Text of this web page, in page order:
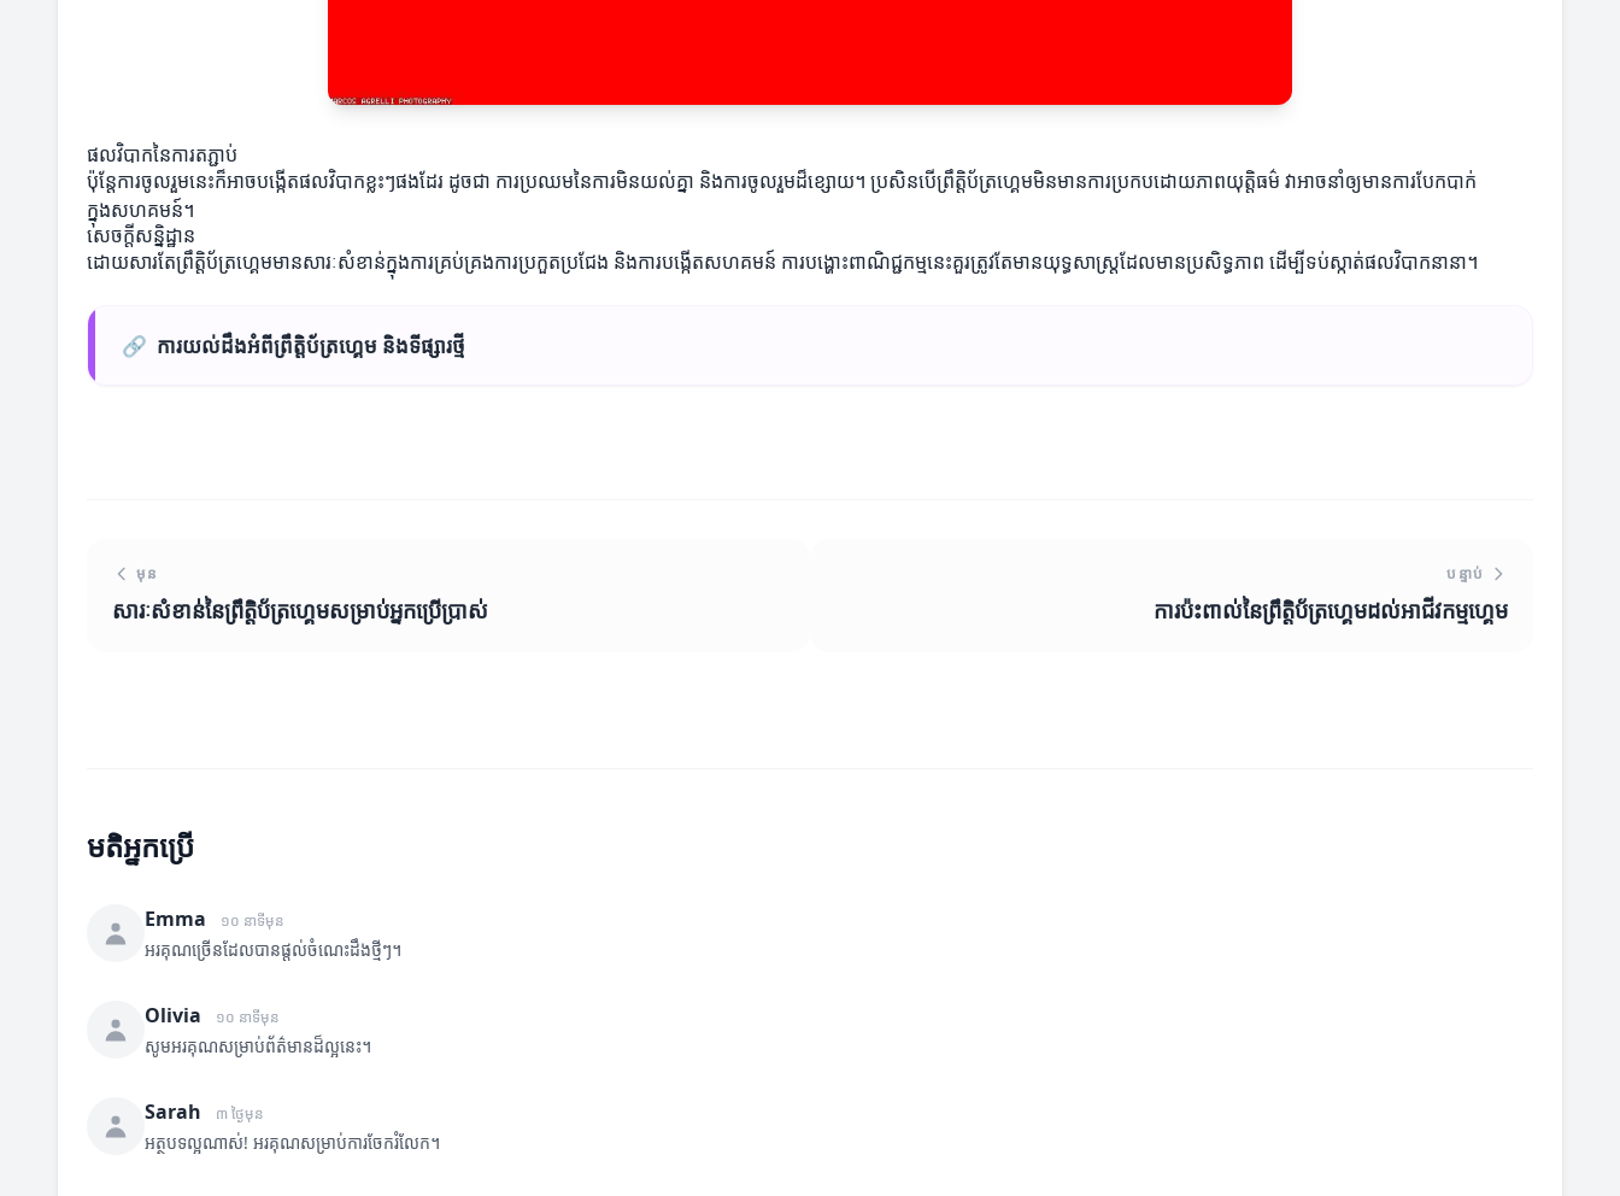
ផលវិបាកនៃការតភ្ជាប់
ប៉ុន្តែការចូលរួមនេះក៏អាចបង្កើតផលវិបាកខ្លះៗផងដែរ ដូចជា ការប្រឈមនៃការមិនយល់គ្នា និងការចូលរួមដ៏ខ្សោយ។ ប្រសិនបើព្រឹត្តិប័ត្រហ្គេមមិនមានការប្រកបដោយភាពយុត្តិធម៌ វាអាចនាំឲ្យមានការបែកបាក់
ក្នុងសហគមន៍។
សេចក្តីសន្និដ្ឋាន
ដោយសារតែព្រឹត្តិប័ត្រហ្គេមមានសារៈសំខាន់ក្នុងការគ្រប់គ្រងការប្រកួតប្រជែង និងការបង្កើតសហគមន៍ ការបង្ហោះពាណិជ្ជកម្មនេះគួរត្រូវតែមានយុទ្ធសាស្ត្រដែលមានប្រសិទ្ធភាព ដើម្បីទប់ស្កាត់ផលវិបាកនានា។
🔗 ការយល់ដឹងអំពីព្រឹត្តិប័ត្រហ្គេម និងទីផ្សារថ្មី
មុន
សារៈសំខាន់នៃព្រឹត្តិប័ត្រហ្គេមសម្រាប់អ្នកប្រើប្រាស់
បន្ទាប់
ការប៉ះពាល់នៃព្រឹត្តិប័ត្រហ្គេមដល់អាជីវកម្មហ្គេម
មតិអ្នកប្រើ
Emma ១០ នាទីមុន
អរគុណច្រើនដែលបានផ្តល់ចំណេះដឹងថ្មីៗ។
Olivia ១០ នាទីមុន
សូមអរគុណសម្រាប់ព័ត៌មានដ៏ល្អនេះ។
Sarah ៣ ថ្ងៃមុន
អត្ថបទល្អណាស់! អរគុណសម្រាប់ការចែករំលែក។